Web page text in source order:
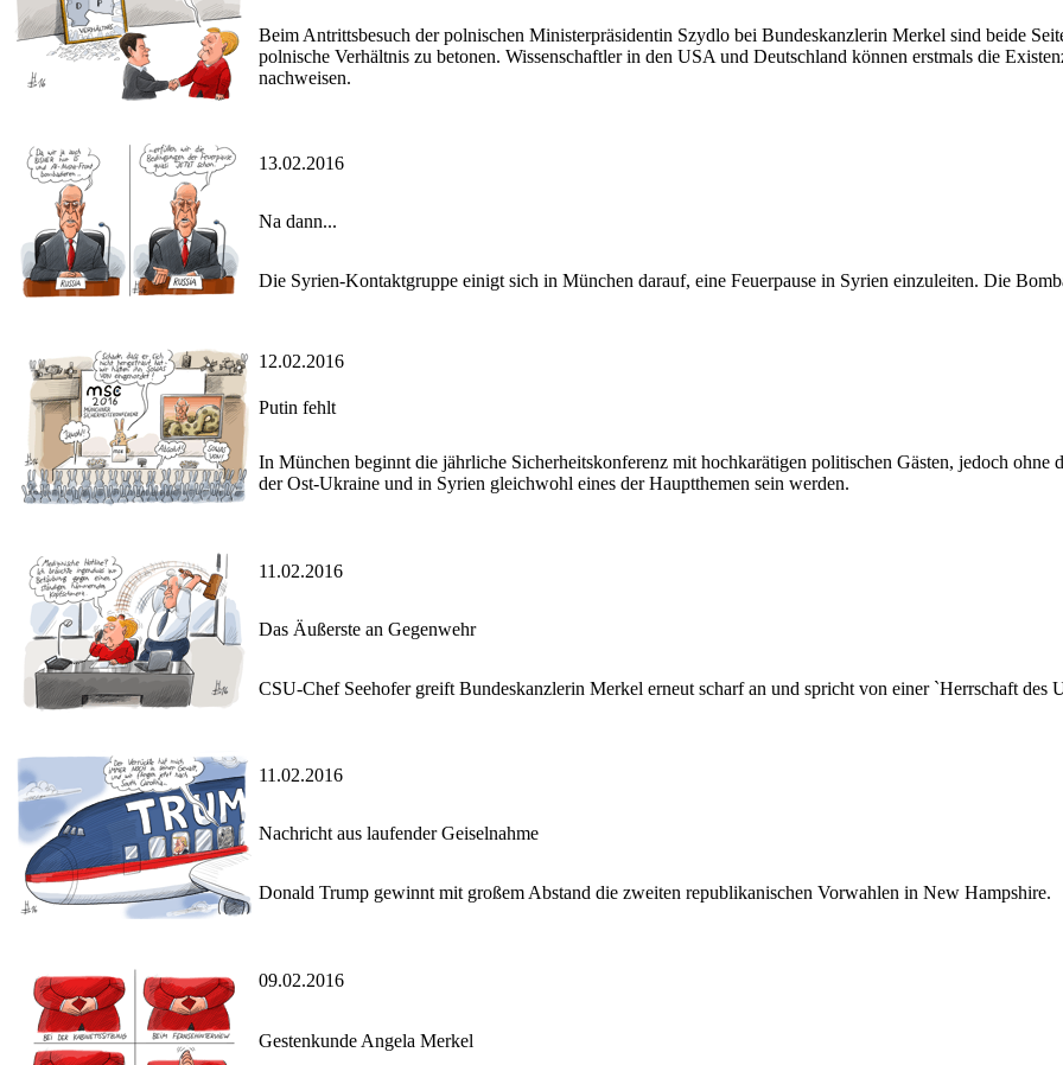
Beim Antrittsbesuch der polnischen Ministerpräsidentin Szydlo bei Bundeskanzlerin Merkel sind beide
polnische Verhältnis zu betonen. Wissenschaftler in den USA und Deutschland können erstmals die
nachweisen.
13.02.2016
Na dann...
Die Syrien-Kontaktgruppe einigt sich in München darauf, eine Feuerpause in Syrien einzuleiten. Die
12.02.2016
Putin fehlt
In München beginnt die jährliche Sicherheitskonferenz mit hochkarätigen politischen Gästen, jedoch ohne
der Ost-Ukraine und in Syrien gleichwohl eines der Hauptthemen sein werden.
11.02.2016
Das Äußerste an Gegenwehr
CSU-Chef Seehofer greift Bundeskanzlerin Merkel erneut scharf an und spricht von einer `Herrschaft des
11.02.2016
Nachricht aus laufender Geiselnahme
Donald Trump gewinnt mit großem Abstand die zweiten republikanischen Vorwahlen in New Hampshire.
09.02.2016
Gestenkunde Angela Merkel